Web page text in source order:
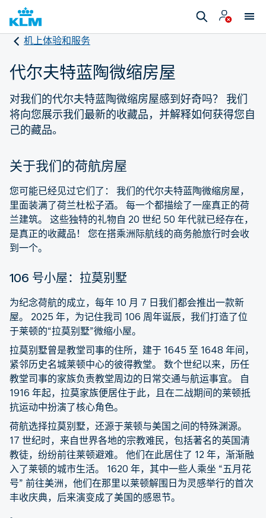
机上体验和服务
代尔夫特蓝陶微缩房屋
对我们的代尔夫特蓝陶微缩房屋感到好奇吗？ 我们
将向您展示我们最新的收藏品，并解释如何获得您自
己的藏品。
关于我们的荷航房屋
您可能已经见过它们了： 我们的代尔夫特蓝陶微缩房屋，
里面装满了荷兰杜松子酒。 每一个都描绘了一座真正的荷
兰建筑。 这些独特的礼物自 20 世纪 50 年代就已经存在，
是真正的收藏品！ 您在搭乘洲际航线的商务舱旅行时会收
到一个。
106 号小屋：拉莫别墅
为纪念荷航的成立，每年 10 月 7 日我们都会推出一款新
屋。 2025 年，为记住我司 106 周年诞辰，我们打造了位
于莱顿的“拉莫别墅”微缩小屋。
拉莫别墅曾是教堂司事的住所，建于 1645 至 1648 年间，
紧邻历史名城莱顿中心的彼得教堂。 数个世纪以来，历任
教堂司事的家族负责教堂周边的日常交通与航运事宜。 自
1916 年起，拉莫家族便居住于此，且在二战期间的莱顿抵
抗运动中扮演了核心角色。
荷航选择拉莫别墅，还源于莱顿与美国之间的特殊渊源。
17 世纪时，来自世界各地的宗教难民，包括著名的英国清
教徒，纷纷前往莱顿避难。 他们在此居住了 12 年，渐渐融
入了莱顿的城市生活。 1620 年，其中一些人乘坐 “五月花
号” 前往美洲，他们在那里以莱顿解围日为灵感举行的首次
丰收庆典，后来演变成了美国的感恩节。